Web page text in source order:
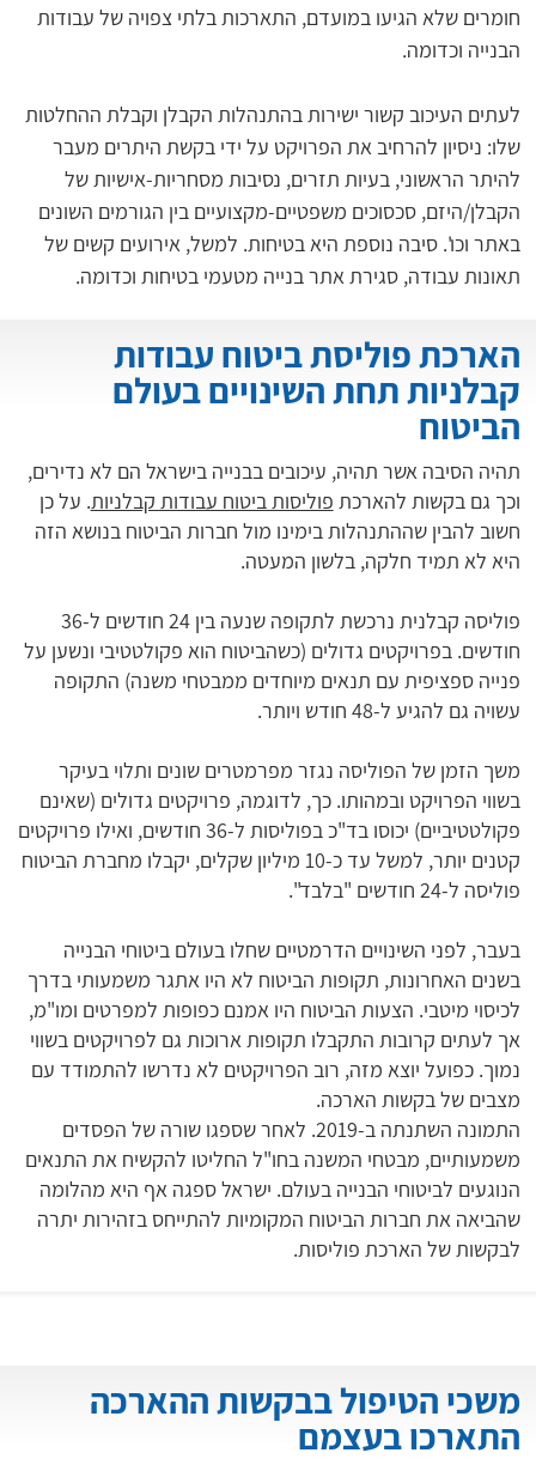
חומרים שלא הגיעו במועדם, התארכות בלתי צפויה של עבודות
הבנייה וכדומה.
לעתים העיכוב קשור ישירות בהתנהלות הקבלן וקבלת ההחלטות
שלו: ניסיון להרחיב את הפרויקט על ידי בקשת היתרים מעבר
להיתר הראשוני, בעיות תזרים, נסיבות מסחריות-אישיות של
הקבלן/היזם, סכסוכים משפטיים-מקצועיים בין הגורמים השונים
באתר וכו'. סיבה נוספת היא בטיחות. למשל, אירועים קשים של
תאונות עבודה, סגירת אתר בנייה מטעמי בטיחות וכדומה.
תהיה הסיבה אשר תהיה, עיכובים בבנייה בישראל הם לא נדירים,
וכך גם בקשות להארכת פוליסות ביטוח עבודות קבלניות. על כן
חשוב להבין שההתנהלות בימינו מול חברות הביטוח בנושא הזה
היא לא תמיד חלקה, בלשון המעטה.
פוליסה קבלנית נרכשת לתקופה שנעה בין 24 חודשים ל-36
חודשים. בפרויקטים גדולים (כשהביטוח הוא פקולטטיבי ונשען על
פנייה ספציפית עם תנאים מיוחדים ממבטחי משנה) התקופה
עשויה גם להגיע ל-48 חודש ויותר.
משך הזמן של הפוליסה נגזר מפרמטרים שונים ותלוי בעיקר
בשווי הפרויקט ובמהותו. כך, לדוגמה, פרויקטים גדולים (שאינם
פקולטטיביים) יכוסו בד"כ בפוליסות ל-36 חודשים, ואילו פרויקטים
קטנים יותר, למשל עד כ-10 מיליון שקלים, יקבלו מחברת הביטוח
פוליסה ל-24 חודשים "בלבד".
בעבר, לפני השינויים הדרמטיים שחלו בעולם ביטוחי הבנייה
בשנים האחרונות, תקופות הביטוח לא היו אתגר משמעותי בדרך
לכיסוי מיטבי. הצעות הביטוח היו אמנם כפופות למפרטים ומו"מ,
אך לעתים קרובות התקבלו תקופות ארוכות גם לפרויקטים בשווי
נמוך. כפועל יוצא מזה, רוב הפרויקטים לא נדרשו להתמודד עם
מצבים של בקשות הארכה.
התמונה השתנתה ב-2019. לאחר שספגו שורה של הפסדים
משמעותיים, מבטחי המשנה בחו"ל החליטו להקשיח את התנאים
הנוגעים לביטוחי הבנייה בעולם. ישראל ספגה אף היא מהלומה
שהביאה את חברות הביטוח המקומיות להתייחס בזהירות יתרה
לבקשות של הארכת פוליסות.
הארכת פוליסת ביטוח עבודות
קבלניות תחת השינויים בעולם
הביטוח
משכי הטיפול בבקשות ההארכה
התארכו בעצמם